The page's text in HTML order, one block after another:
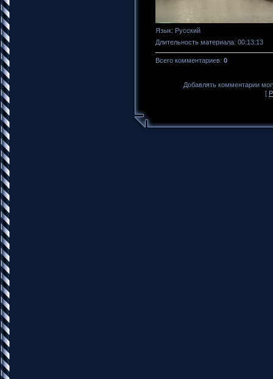
Язык: Русский
Длительность материала: 00:13:13
Всего комментариев: 0
Добавлять комментарии
[